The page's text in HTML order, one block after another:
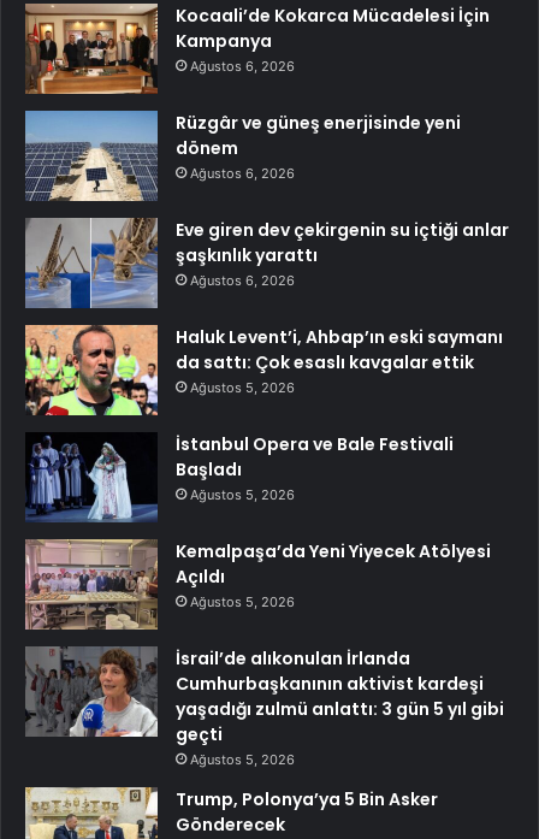
Kocaali’de Kokarca Mücadelesi İçin
Kampanya
Ağustos 6, 2026
Rüzgâr ve güneş enerjisinde yeni
dönem
Ağustos 6, 2026
Eve giren dev çekirgenin su içtiği anlar
şaşkınlık yarattı
Ağustos 6, 2026
Haluk Levent’i, Ahbap’ın eski saymanı
da sattı: Çok esaslı kavgalar ettik
Ağustos 5, 2026
İstanbul Opera ve Bale Festivali
Başladı
Ağustos 5, 2026
Kemalpaşa’da Yeni Yiyecek Atölyesi
Açıldı
Ağustos 5, 2026
İsrail’de alıkonulan İrlanda
Cumhurbaşkanının aktivist kardeşi
yaşadığı zulmü anlattı: 3 gün 5 yıl gibi
geçti
Ağustos 5, 2026
Trump, Polonya’ya 5 Bin Asker
Gönderecek